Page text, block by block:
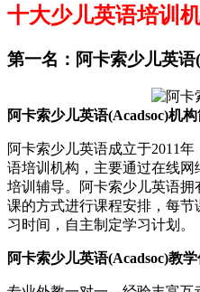
十大少儿英语培训
第一名：阿卡索少儿英语
阿卡索少儿英语(Acadsoc)机构
阿卡索少儿英语成立于2011
语培训机构，主要通过在线
培训辅导。阿卡索少儿英语
课的方式进行课程安排，每
习时间，自主制定学习计划。
阿卡索少儿英语(Acadsoc)教学